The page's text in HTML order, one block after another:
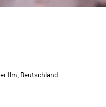
Ilm, Deutschland